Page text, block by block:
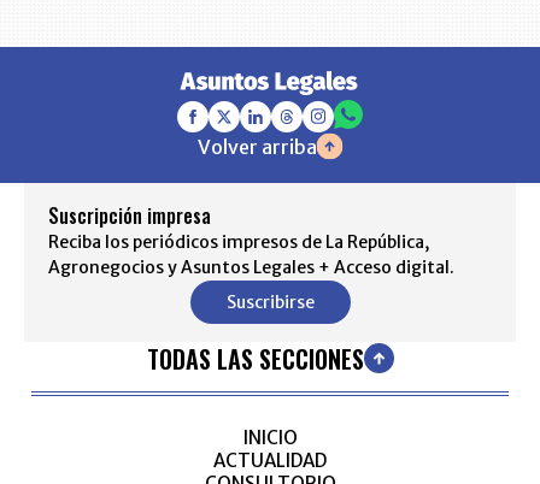
Volver arriba
Suscripción impresa
Reciba los periódicos impresos de La República,
Agronegocios y Asuntos Legales + Acceso digital.
Suscribirse
TODAS LAS SECCIONES
INICIO
ACTUALIDAD